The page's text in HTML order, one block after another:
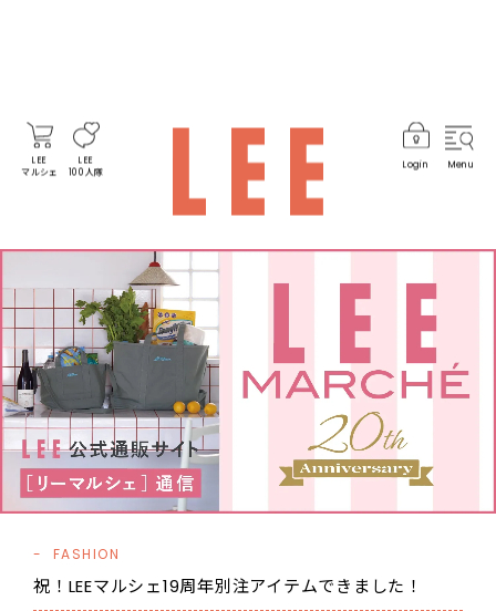
LEE
マルシェ
LEE
100人隊
Login Menu
FASHION
祝！LEEマルシェ19周年別注アイテムできました！